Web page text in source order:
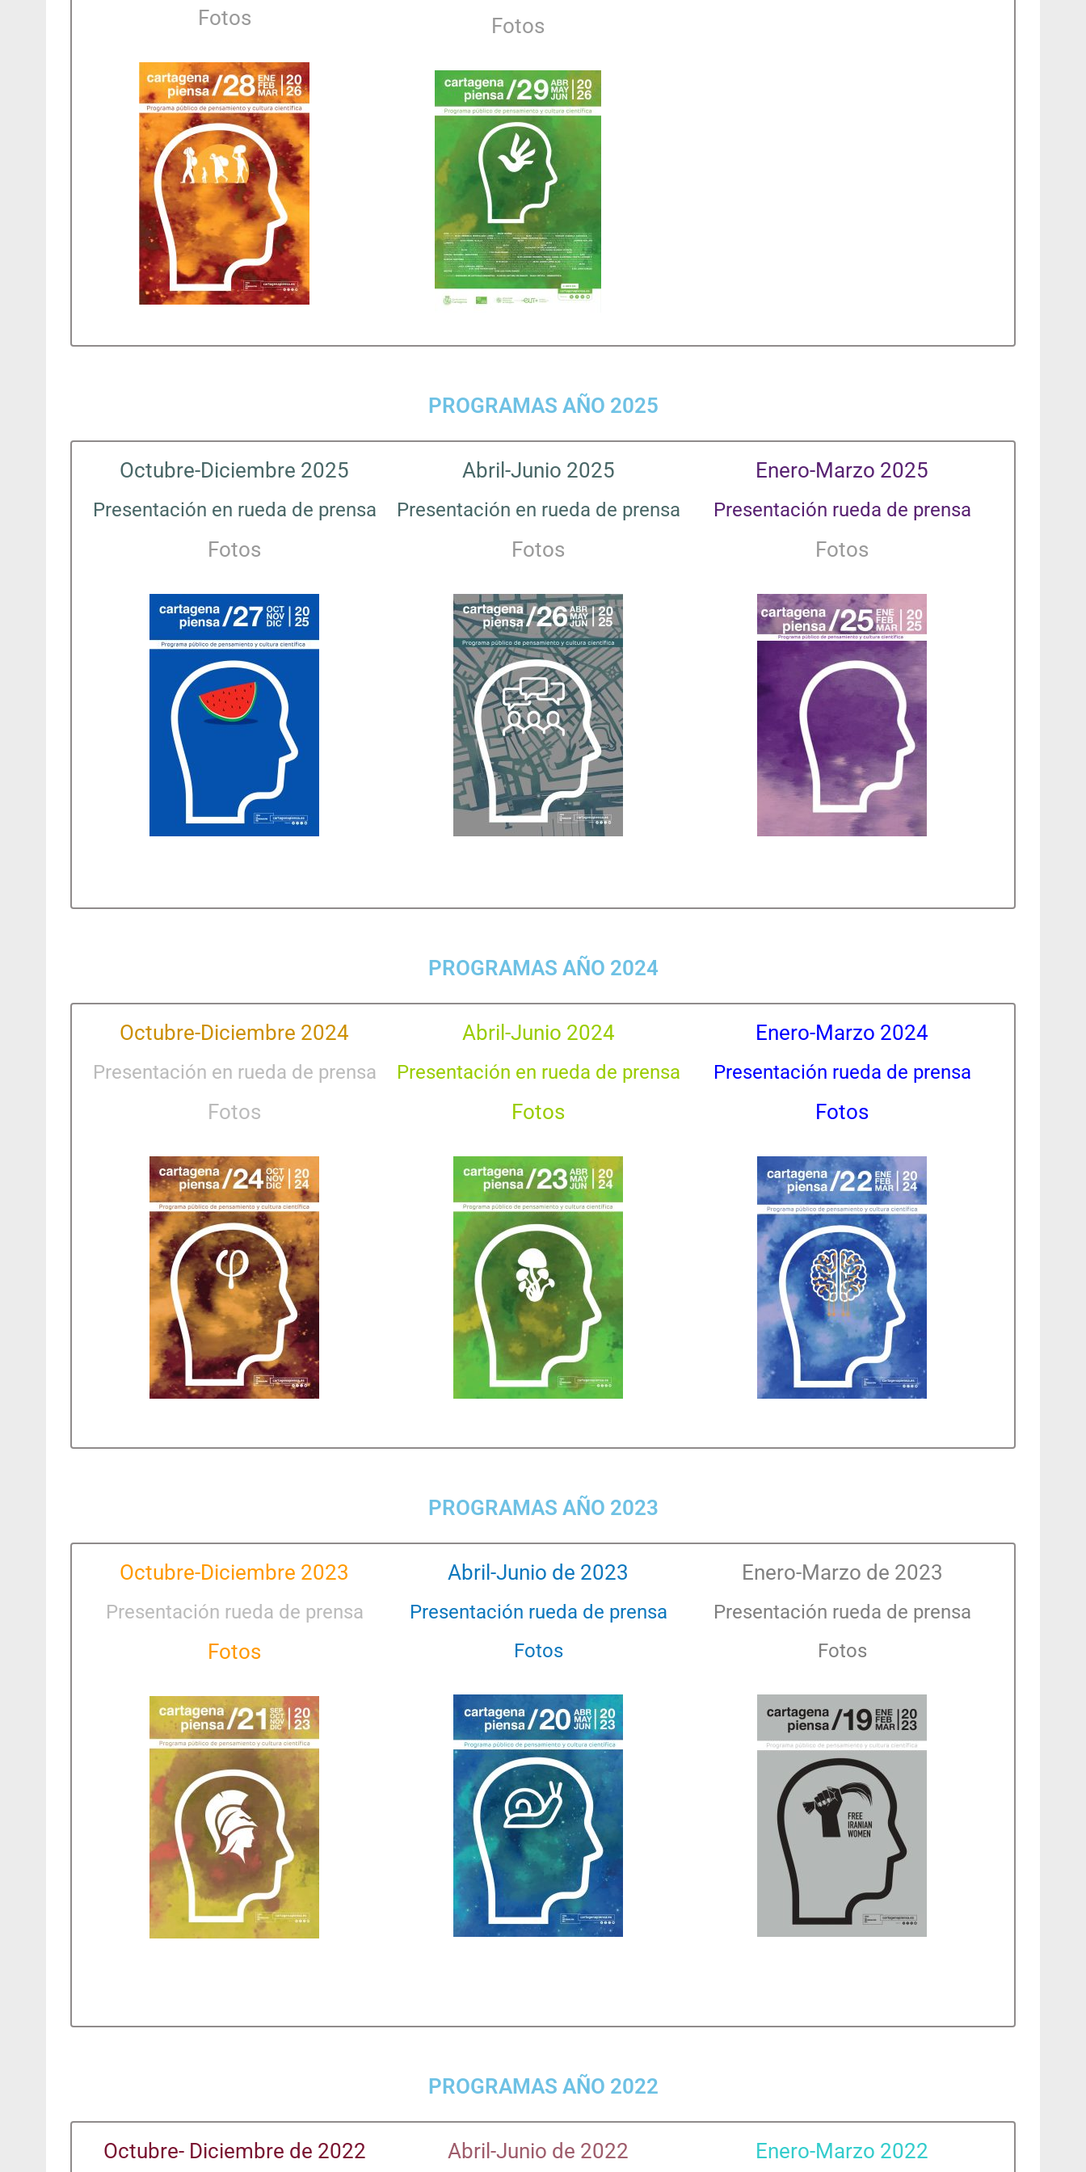
Fotos Fotos
PROGRAMAS AÑO 2025
Octubre-Diciembre 2025
Presentación en rueda de prensa
Fotos
Abril-Junio 2025
Presentación en rueda de prensa
Fotos
Enero-Marzo 2025
Presentación rueda de prensa
Fotos
PROGRAMAS AÑO 2024
Octubre-Diciembre 2024
Presentación en rueda de prensa
Fotos
Abril-Junio 2024
Presentación en rueda de prensa
Fotos
Enero-Marzo 2024
Presentación rueda de prensa
Fotos
PROGRAMAS AÑO 2023
Octubre-Diciembre 2023
Presentación rueda de prensa
Fotos
Abril-Junio de 2023
Presentación rueda de prensa
Fotos
Enero-Marzo de 2023
Presentación rueda de prensa
Fotos
PROGRAMAS AÑO 2022
Octubre- Diciembre de 2022 Abril-Junio de 2022 Enero-Marzo 2022